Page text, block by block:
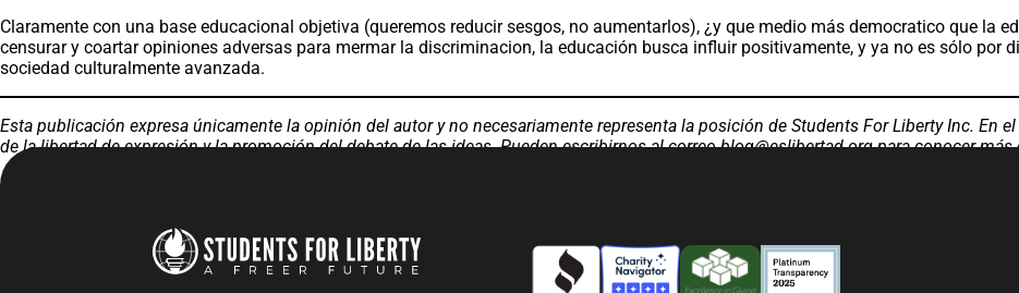
Claramente con una base educacional objetiva (queremos reducir sesgos, no aumentarlos), ¿y que medio más democratico que la
censurar y coartar opiniones adversas para mermar la discriminacion, la educación busca influir positivamente, y ya no es sólo por
sociedad culturalmente avanzada.
Esta publicación expresa únicamente la opinión del autor y no necesariamente representa la posición de Students For Liberty Inc. En
de la libertad de expresión y la promoción del debate de las ideas. Pueden escribirnos al correoblog@eslibertad.orgpara conocer más